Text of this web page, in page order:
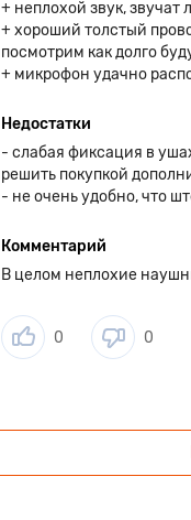
+ неплохой звук,
+ хороший толстый
посмотрим как долго
+ микрофон удачно
Недостатки
- слабая фиксация в
решить покупкой
- не очень удобно, что
Комментарий
В целом неплохие
0 0